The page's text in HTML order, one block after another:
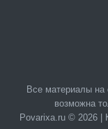
Все материалы на
возможна
Povarixa.ru © 2026 |